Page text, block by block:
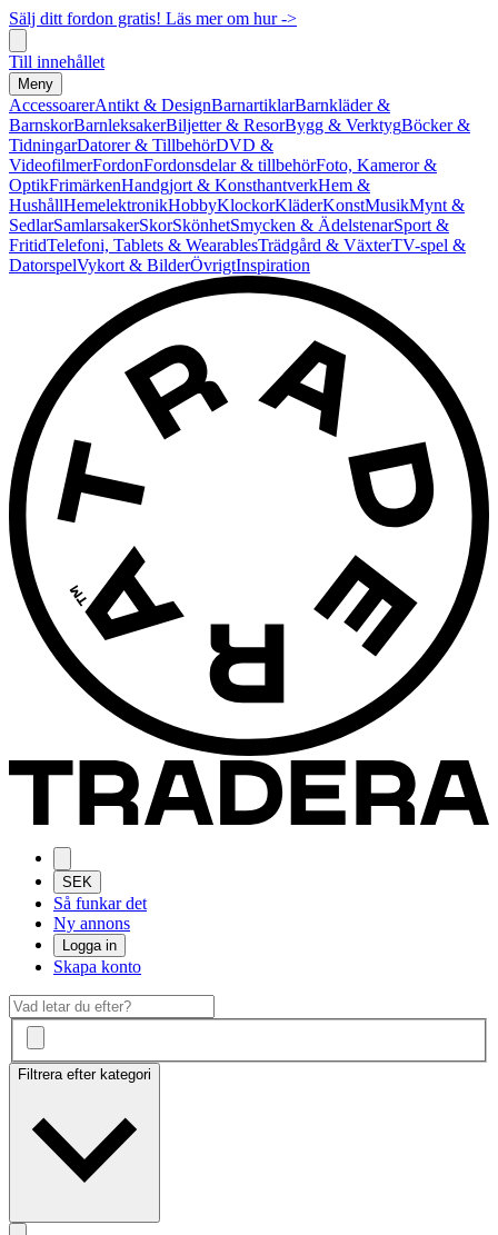
Sälj ditt fordon gratis! Läs mer om hur ->
Till innehållet
Meny
AccessoarerAntikt & DesignBarnartiklarBarnkläder &
BarnskorBarnleksakerBiljetter & ResorBygg & VerktygBöcker &
TidningarDatorer & TillbehörDVD &
VideofilmerFordonFordonsdelar & tillbehörFoto, Kameror &
OptikFrimärkenHandgjort & KonsthantverkHem &
HushållHemelektronikHobbyKlockorKläderKonstMusikMynt &
SedlarSamlarsakerSkorSkönhetSmycken & ÄdelstenarSport &
FritidTelefoni, Tablets & WearablesTrädgård & VäxterTV-spel &
DatorspelVykort & BilderÖvrigtInspiration
SEK
Så funkar det
Ny annons
Logga in
Skapa konto
Filtrera efter kategori